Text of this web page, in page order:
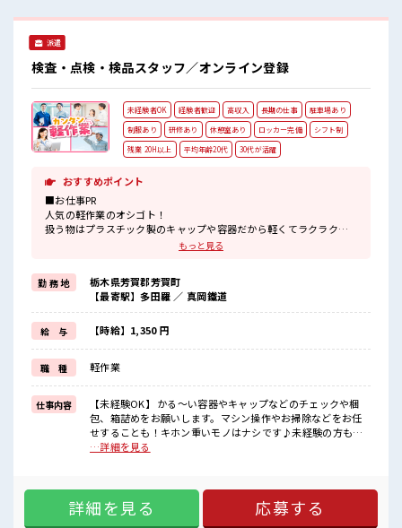
間があれば昼寝もしちゃおう！ 職場にはロッカー完備！ 私物
派遣
検査・点検・検品スタッフ／オンライン登録
未経験者OK 経験者歓迎 高収入 長期の仕事
駐車場あり
制服あり
研修あり 休憩室あり ロッカー完備
シフト制
残業 20H以上
平均年齢20代 30代が活躍
おすすめポイント
■お仕事PR
人気の軽作業のオシゴト！
扱う物はプラスチック製のキャップや容器だから軽くてラクラク♪
負担少な目で製造ワークが初めての方もデビューしやすい！
ていねいな研修があるので未経験からスタートでも安心☆
モクモク作業で重いモノも基本なし！
3交替だけど大型連休があります♪
制服ありで事前の準備は不要！
通勤はクルマ・バイク・自転車OK◎もちろん通勤交通費支給！
少しでも気になった方ぜひお気軽に応募してみてくださいね☆
■職場の雰囲気
男女ともにカツヤク中の職場☆
空調が完備されているので年中カイテキ♪
ロッカー/休憩室/無料駐車場なども完備しています！
派遣スタッフさんがいるので分からない事も聞きやすい☆
もっと見る
勤 務 地
栃木県芳賀郡芳賀町
【最寄駅】多田羅 ／ 真岡鐵道
給 与 【時給】1,350 円
職 種 軽作業
仕事内容
【未経験OK】 かる～い容器やキャップなどのチェックや梱
包、箱詰めをお願いします。マシン操作やお掃除などをお任
せすることも！キホン重いモノはナシです♪未経験の方も安
心してはじめられるお仕事です☆ ■お仕事PR 人気の軽作業の
ビューしやすい！ 製造のお仕事をしてみたいけど重い物は…
なんて方にオススメ♪ ていねいな研修があるので未経験から
スタートでも安心☆ モクモク作業で重いモノも基本なし！ 3
…詳細を見る
詳細を見る 応募する